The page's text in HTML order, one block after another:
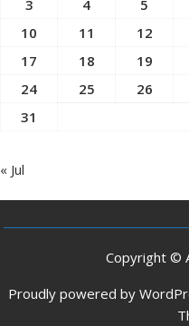
3
4 5
10
11 12
17
18 19
24
25 26
31
« Jul
Copyright ©
Proudly powered by